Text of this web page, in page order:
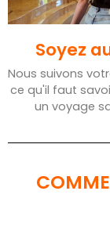
Soyez
Nous suivons
ce qu'il faut
un voyage